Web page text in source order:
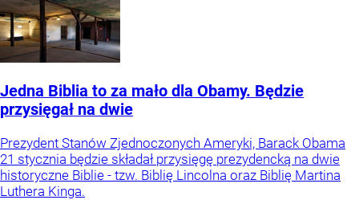
Jedna Biblia to za mało dla Obamy. Będzie
przysięgał na dwie
Prezydent Stanów Zjednoczonych Ameryki, Barack Obama
21 stycznia będzie składał przysięgę prezydencką na dwie
historyczne Biblie - tzw. Biblię Lincolna oraz Biblię Martina
Luthera Kinga.